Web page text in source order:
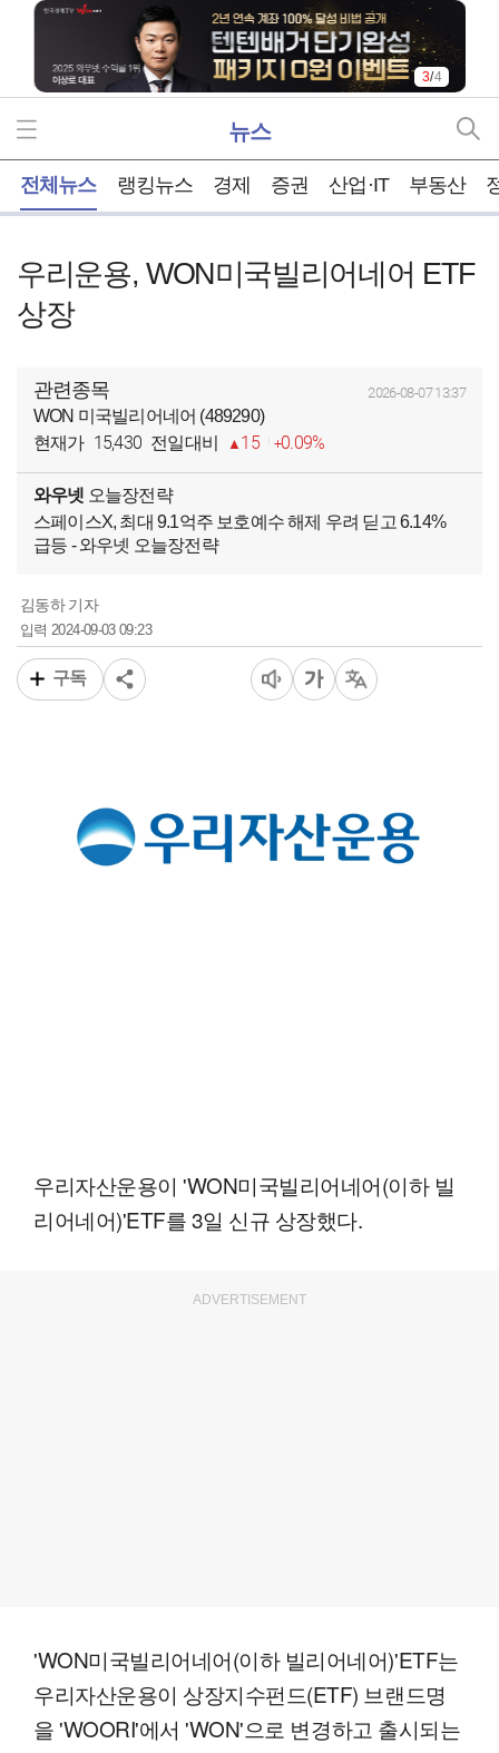
3/4
뉴스
전체뉴스 랭킹뉴스 경제 증권 산업·IT 부동산
우리운용, WON미국빌리어네어 ETF
상장
관련종목 2026-08-07 13:37
WON 미국빌리어네어 (489290)
현재가 15,430 전일대비 15 0.09%
와우넷 오늘장전략
스페이스X, 최대 9.1억주 보호예수 해제 우려 딛고 6.14%
급등 - 와우넷 오늘장전략
김동하 기자
입력 2024-09-03 09:23
구독
우리자산운용이 'WON미국빌리어네어(이하 빌
리어네어)'ETF를 3일 신규 상장했다.
ADVERTISEMENT
'WON미국빌리어네어(이하 빌리어네어)'ETF는
우리자산운용이 상장지수펀드(ETF) 브랜드명
을 'WOORI'에서 'WON'으로 변경하고 출시되는